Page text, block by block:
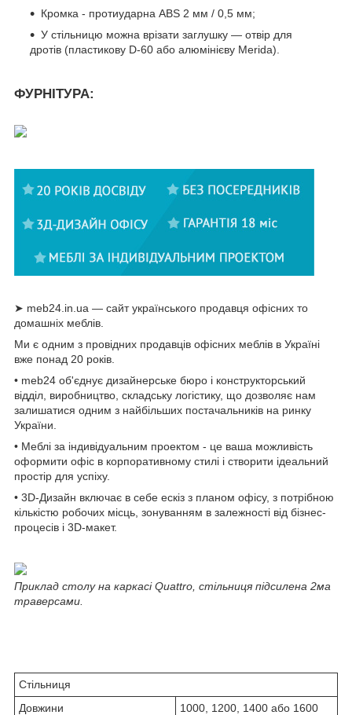
Кромка - протиударна ABS 2 мм / 0,5 мм;
У стільницю можна врізати заглушку — отвір для
дротів (пластикову D-60 або алюмінієву Merida).
ФУРНІТУРА:
➤ meb24.in.ua — сайт українського продавця офісних то
домашніх меблів.
Ми є одним з провідних продавців офісних меблів в Україні
вже понад 20 років.
• meb24 об'єднує дизайнерське бюро і конструкторський
відділ, виробництво, складську логістику, що дозволяє нам
залишатися одним з найбільших постачальників на ринку
України.
• Меблі за індивідуальним проектом - це ваша можливість
оформити офіс в корпоративному стилі і створити ідеальний
простір для успіху.
• 3D-Дизайн включає в себе ескіз з планом офісу, з потрібною
кількістю робочих місць, зонуванням в залежності від бізнес-
процесів і 3D-макет.
Приклад столу на каркасі Quattro, стільниця підсилена 2ма
траверсами.
Стільниця
Довжини
1000, 1200, 1400 або 1600